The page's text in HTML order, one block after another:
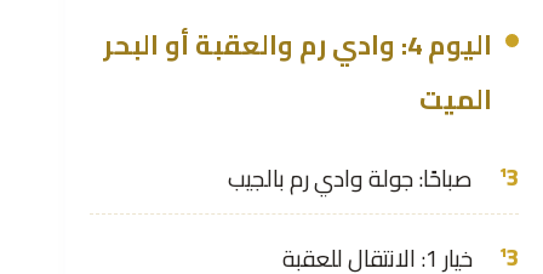
اليوم 4: وادي رم والعقبة أو البحر
الميت
صباحًا: جولة وادي رم بالجيب
خيار 1: الانتقال للعقبة